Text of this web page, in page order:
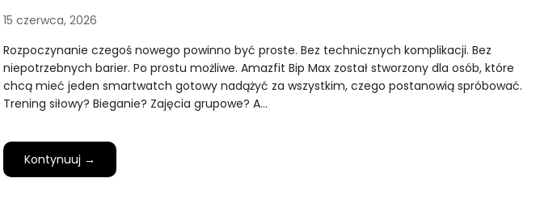
15 czerwca, 2026
Rozpoczynanie czegoś nowego powinno być proste. Bez technicznych komplikacji. Bez
niepotrzebnych barier. Po prostu możliwe. Amazfit Bip Max został stworzony dla osób, które
chcą mieć jeden smartwatch gotowy nadążyć za wszystkim, czego postanowią spróbować.
Trening siłowy? Bieganie? Zajęcia grupowe? A…
Kontynuuj →